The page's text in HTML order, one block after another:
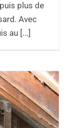
plus de
Avec
au [...]